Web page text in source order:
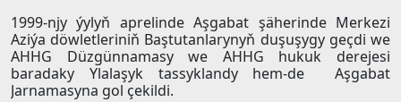
1999-njy ýylyň aprelinde Aşgabat şäherinde Merkezi
Aziýa döwletleriniň Baştutanlarynyň duşuşygy geçdi we
AHHG Düzgünnamasy we AHHG hukuk derejesi
baradaky Ylalaşyk tassyklandy hem-de Aşgabat
Jarnamasyna gol çekildi.